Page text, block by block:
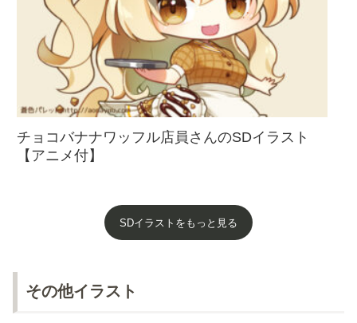
チョコバナナワッフル店員さんのSDイラスト
【アニメ付】
SDイラストをもっと見る
その他イラスト